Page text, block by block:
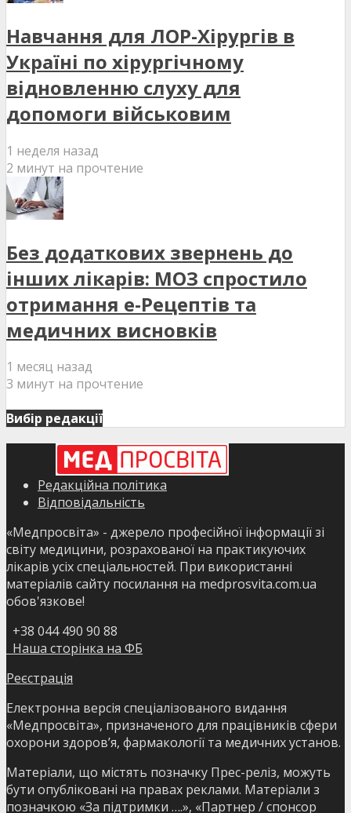
Навчання для ЛОР-Хірургів в
Україні по хірургічному
відновленню слуху для
допомоги військовим
1 неделя назад
2 минут на прочтение
Без додаткових звернень до
інших лікарів: МОЗ спростило
отримання е-Рецептів та
медичних висновків
1 месяц назад
3 минут на прочтение
Вибір редакції
Редакційна політика
Відповідальність
«Медпросвіта» - джерело професійної інформації зі
світу медицини, розрахованої на практикуючих
лікарів усіх спеціальностей. При використанні
матеріалів сайту посилання на medprosvita.com.ua
обов'язкове!
+38 044 490 90 88
Наша сторінка на ФБ
Реєстрація
Електронна версія спеціалізованого видання
«Медпросвіта», призначеного для працівників сфери
охорони здоров’я, фармакології та медичних установ.
Матеріали, що містять позначку Прес-реліз, можуть
бути опубліковані на правах реклами. Матеріали з
позначкою «За підтримки ….», «Партнер / спонсор